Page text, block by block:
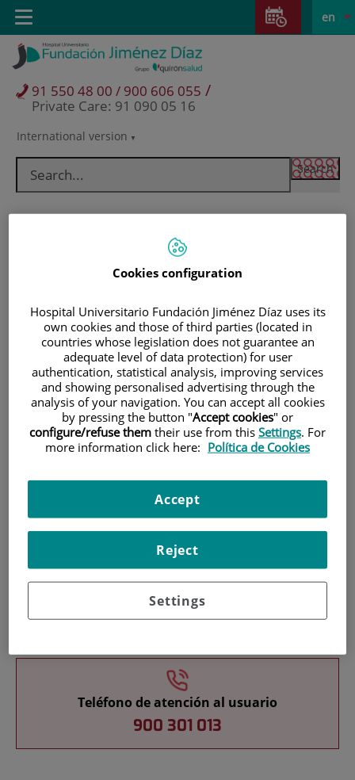
Jump to content
Jump
content
Language
selector
Active
en
International version
91 550 48 00 / 900 606 055 /
Private Care: 91 090 05 16
Toggle
navigation
Patients and visitors
Research
Teaching
Teléfono de atención al usuario
900 301 013
Cookies configuration
Hospital Universitario Fundación Jiménez Díaz uses its
own cookies and those of third parties (located in
countries whose legislation does not guarantee an
adequate level of data protection) for user
authentication, statistical analysis, improving services
and showing personalised advertising through the
analysis of your navigation. You can accept all cookies
by pressing the button "Accept cookies" or
configure/refuse them their use from this Settings. For
more information click here: Política de Cookies
Settings
Reject
Accept